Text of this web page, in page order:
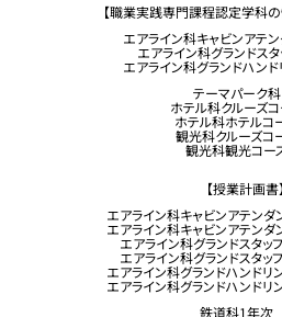
【職業実践専門課程認定学科
エアライン科キャビンアテン
エアライン科グランドスタ
エアライン科グランドハンド
テーマパーク科
ホテル科クルーズコ
ホテル科ホテルコ
観光科クルーズコ
観光科観光コー
【授業計画書】
エアライン科キャビンアテンダ
エアライン科キャビンアテンダ
エアライン科グランドスタッ
エアライン科グランドスタッ
エアライン科グランドハンドリ
エアライン科グランドハンドリ
鉄道科1年次